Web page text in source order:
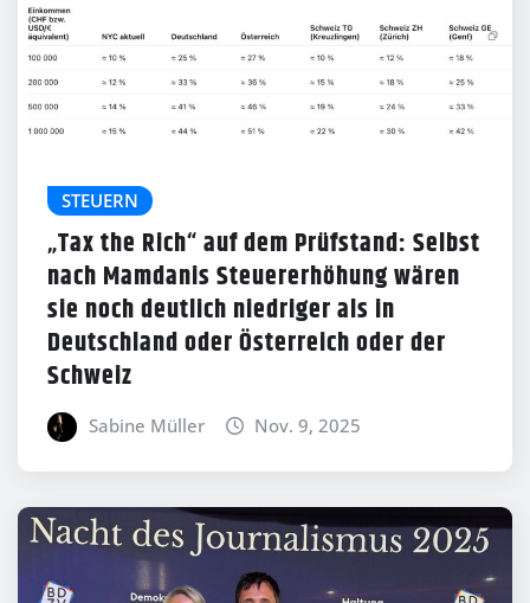
STEUERN
„Tax the Rich“ auf dem Prüfstand: Selbst
nach Mamdanis Steuererhöhung wären
sie noch deutlich niedriger als in
Deutschland oder Österreich oder der
Schweiz
Sabine Müller Nov. 9, 2025